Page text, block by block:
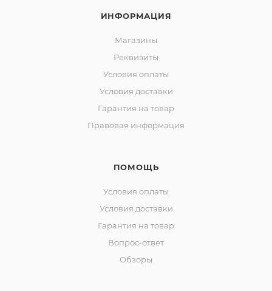
ИНФОРМАЦИЯ
Магазины
Реквизиты
Условия оплаты
Условия доставки
Гарантия на товар
Правовая информация
ПОМОЩЬ
Условия оплаты
Условия доставки
Гарантия на товар
Вопрос-ответ
Обзоры